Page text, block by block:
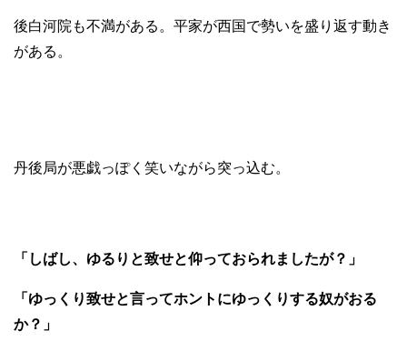
後白河院も不満がある。平家が西国で勢いを盛り返す動き
がある。
丹後局が悪戯っぽく笑いながら突っ込む。
「しばし、ゆるりと致せと仰っておられましたが？」
「ゆっくり致せと言ってホントにゆっくりする奴がおる
か？」